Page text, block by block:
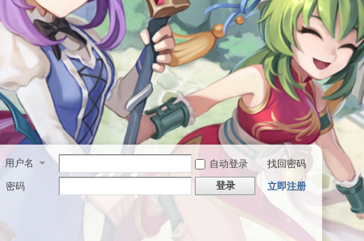
用户名 自动登录
找回密码
密码
登录 立即注册